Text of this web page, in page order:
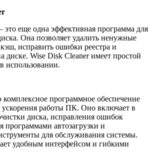
еще одна эффективная программа для
Она позволяет удалить ненужные
исправить ошибки реестра и
диске. Wise Disk Cleaner имеет простой
использовании.
программное обеспечение
работы ПК. Оно включает в
диска, исправления ошибок
программами автозагрузки и
для обслуживания системы.
удобным интерфейсом и гибкими